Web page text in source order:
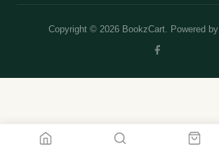
Copyright © 2026 BookzCart. Powered by